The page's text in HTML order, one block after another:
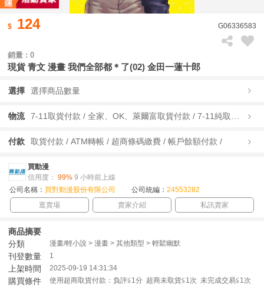
124 G06336583
銷量 : 0
現貨 青文 漫畫 我們全部都＊了(02) 金田一蓮十郎
選擇 選擇商品數量
物流
付款 取貨付款 / ATM轉帳 / 超商條碼繳費 / 帳戶餘額付款 /
買動漫
信用度： 99% 9 小時前上線
公司名稱： 買對動漫股份有限公司 公司統編： 24553282
逛賣場
賣家介紹 私訊賣家
商品摘要
分類
漫畫/輕小說 > 漫畫 > 其他類型 > 輕鬆幽默
刊登數量 1
上架時間 2025-09-19 14:31:34
購買條件 使用超商取貨付款：負評≦1分 超商未取貨≦1次 未完成交易≦1次